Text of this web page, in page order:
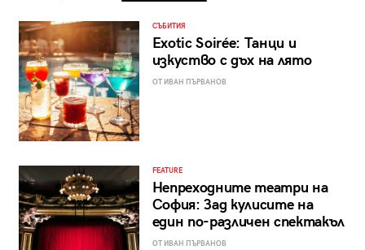
СЪБИТИЯ
Exotic Soirée: Танци и
изкуство с дъх на лято
ОТ ИВАН ПЪРВАНОВ
FEATURE
Непреходните театри на
София: Зад кулисите на
един по-различен спектакъл
ОТ ИВАН ПЪРВАНОВ